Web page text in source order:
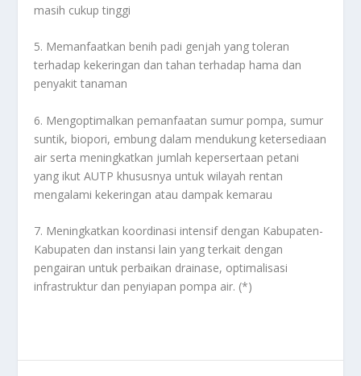
masih cukup tinggi
5. Memanfaatkan benih padi genjah yang toleran
terhadap kekeringan dan tahan terhadap hama dan
penyakit tanaman
6. Mengoptimalkan pemanfaatan sumur pompa, sumur
suntik, biopori, embung dalam mendukung ketersediaan
air serta meningkatkan jumlah kepersertaan petani
yang ikut AUTP khususnya untuk wilayah rentan
mengalami kekeringan atau dampak kemarau
7. Meningkatkan koordinasi intensif dengan Kabupaten-
Kabupaten dan instansi lain yang terkait dengan
pengairan untuk perbaikan drainase, optimalisasi
infrastruktur dan penyiapan pompa air. (*)